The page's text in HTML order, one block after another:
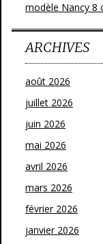
modèle Nancy 8
ARCHIVES
août 2026
juillet 2026
juin 2026
mai 2026
avril 2026
mars 2026
février 2026
janvier 2026